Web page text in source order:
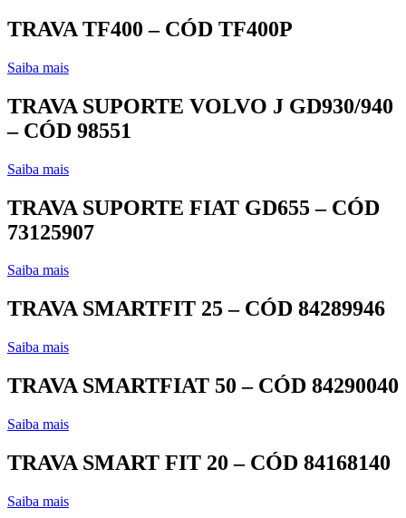
TRAVA TF400 – CÓD TF400P
Saiba mais
TRAVA SUPORTE VOLVO J GD930/940
– CÓD 98551
Saiba mais
TRAVA SUPORTE FIAT GD655 – CÓD
73125907
Saiba mais
TRAVA SMARTFIT 25 – CÓD 84289946
Saiba mais
TRAVA SMARTFIAT 50 – CÓD 84290040
Saiba mais
TRAVA SMART FIT 20 – CÓD 84168140
Saiba mais